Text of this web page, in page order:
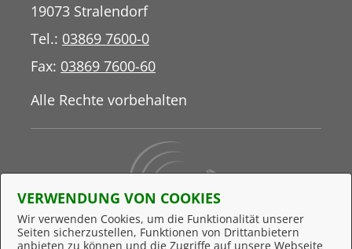
Behördennummer 115
19073 Stralendorf
Tel.: 03869 7600-0
Fax: 03869 7600-60
Alle Rechte vorbehalten
VERWENDUNG VON COOKIES
Wir verwenden Cookies, um die Funktionalität unserer
Seiten sicherzustellen, Funktionen von Drittanbietern
anbieten zu können und die Zugriffe auf unsere Webseite